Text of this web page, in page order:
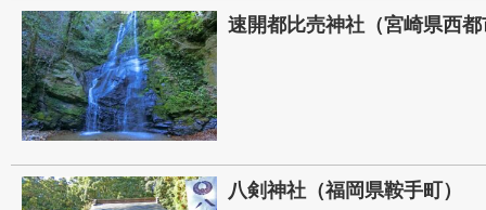
速開都比売神社（宮崎県西
八剣神社（福岡県鞍手町）